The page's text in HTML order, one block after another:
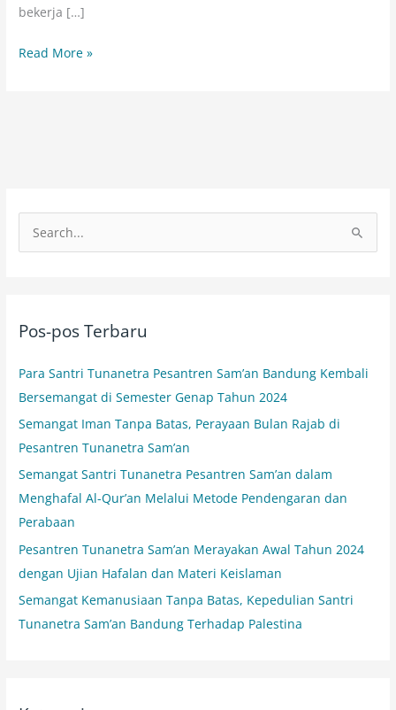
bekerja […]
Read More »
u
t
u
k
:
Pos-pos Terbaru
Para Santri Tunanetra Pesantren Sam’an Bandung Kembali
Bersemangat di Semester Genap Tahun 2024
Semangat Iman Tanpa Batas, Perayaan Bulan Rajab di
Pesantren Tunanetra Sam’an
Semangat Santri Tunanetra Pesantren Sam’an dalam
Menghafal Al-Qur’an Melalui Metode Pendengaran dan
Perabaan
Pesantren Tunanetra Sam’an Merayakan Awal Tahun 2024
dengan Ujian Hafalan dan Materi Keislaman
Semangat Kemanusiaan Tanpa Batas, Kepedulian Santri
Tunanetra Sam’an Bandung Terhadap Palestina